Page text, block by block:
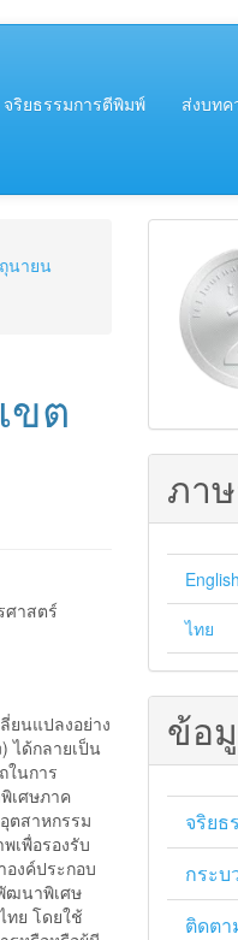
จริยธรรมการตีพิมพ์ ส่งบทค
นายน
ขต
ศาสตร์
ยนแปลงอย่าง
ได้กลายเป็น
ในการ
เศษภาค
ตสาหกรรม
เพื่อรองรับ
งค์ประกอบ
ฒนาพิเศษ
ทย โดยใช้
ฐาน
ข้อ
TCI
ภา
English
ไทย
ข้อ
จริย
กระ
ติดต